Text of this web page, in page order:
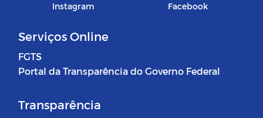
Instagram Facebook
Serviços Online
FGTS
Portal da Transparência do Governo Federal
Transparência